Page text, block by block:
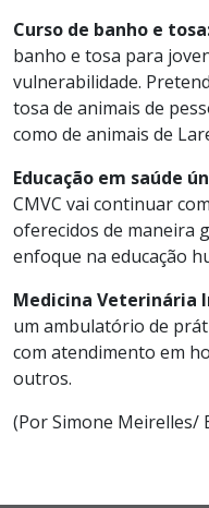
Curso de banho e
banho e tosa para
vulnerabilidade.
tosa de animais de
como de animais de
Educação em saúde
CMVC vai continuar
oferecidos de maneira
enfoque na educação
Medicina Veterinária
um ambulatório de
com atendimento em
outros.
(Por Simone Meirelles/